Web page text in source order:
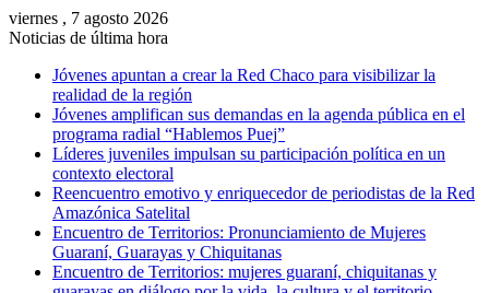
viernes , 7 agosto 2026
Noticias de última hora
Jóvenes apuntan a crear la Red Chaco para visibilizar la
realidad de la región
Jóvenes amplifican sus demandas en la agenda pública en el
programa radial “Hablemos Puej”
Líderes juveniles impulsan su participación política en un
contexto electoral
Reencuentro emotivo y enriquecedor de periodistas de la Red
Amazónica Satelital
Encuentro de Territorios: Pronunciamiento de Mujeres
Guaraní, Guarayas y Chiquitanas
Encuentro de Territorios: mujeres guaraní, chiquitanas y